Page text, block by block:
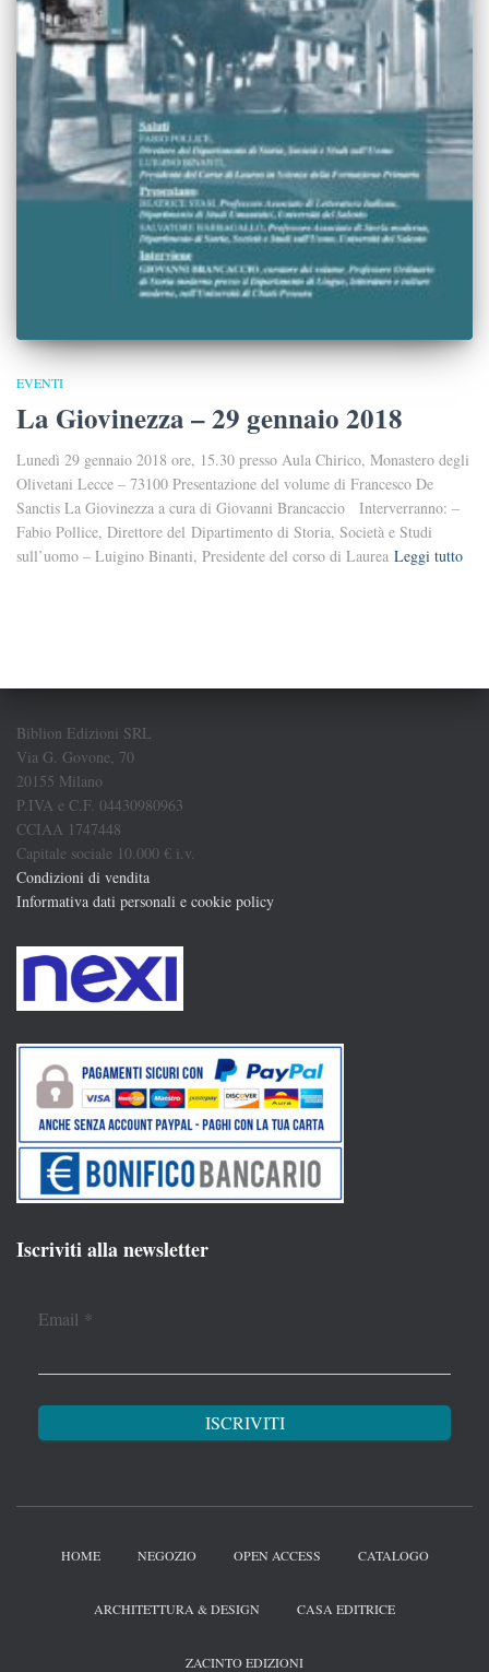
EVENTI
La Giovinezza – 29 gennaio 2018
Lunedì 29 gennaio 2018 ore, 15.30 presso Aula Chirico, Monastero degli
Olivetani Lecce – 73100 Presentazione del volume di Francesco De
Sanctis La Giovinezza a cura di Giovanni Brancaccio Interverranno: –
Fabio Pollice, Direttore del Dipartimento di Storia, Società e Studi
sull’uomo – Luigino Binanti, Presidente del corso di Laurea Leggi tutto
Biblion Edizioni SRL
Via G. Govone, 70
20155 Milano
P.IVA e C.F. 04430980963
CCIAA 1747448
Capitale sociale 10.000 € i.v.
Condizioni di vendita
Informativa dati personali e cookie policy
Iscriviti alla newsletter
Email *
HOME NEGOZIO OPEN ACCESS CATALOGO
ARCHITETTURA & DESIGN CASA EDITRICE
ZACINTO EDIZIONI